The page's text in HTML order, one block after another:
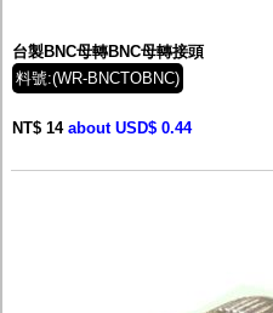
台製BNC母轉BNC母轉接頭
料號:(WR-BNCTOBNC)
NT$ 14 about USD$ 0.44